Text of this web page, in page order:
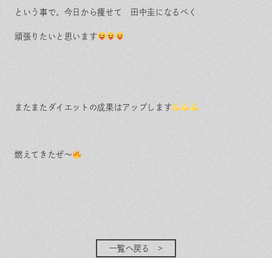
という事で、今日から痩せて 田中圭になるべく
頑張りたいと思います
またまたダイエットの成果はアップします
燃えてきたぜ〜
一覧へ戻る